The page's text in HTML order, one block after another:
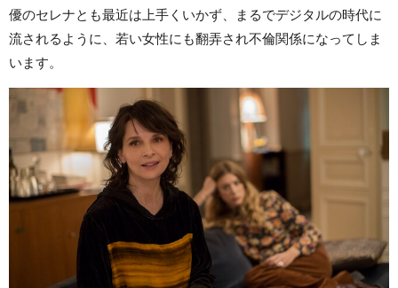
優のセレナとも最近は上手くいかず、まるでデジタルの時代に
流されるように、若い女性にも翻弄され不倫関係になってしま
います。